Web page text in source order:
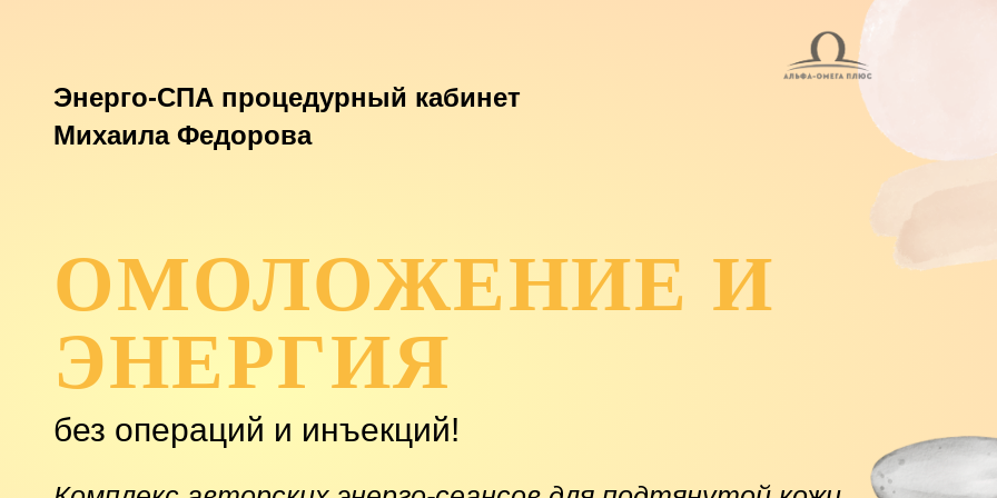
без операций и инъекций!
Энерго-СПА процедурный кабинет
Михаила Федорова
ОМОЛОЖЕНИЕ И
ЭНЕРГИЯ